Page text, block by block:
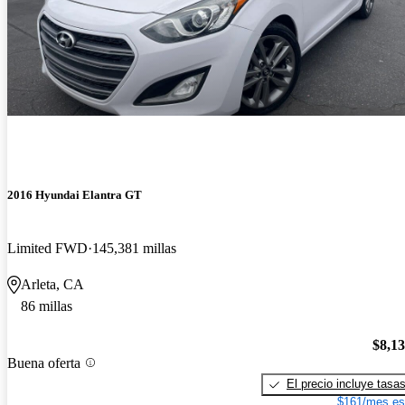
2016 Hyundai Elantra GT
Limited FWD 145,381 millas
Arleta, CA
86 millas
Buena oferta
El precio incluye tasas
$161/mes